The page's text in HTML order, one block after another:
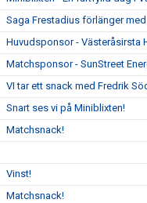
Saga Frestadius förlänger med
Huvudsponsor - Västeråsirsta
Matchsponsor - SunStreet
VI tar ett snack med Fredrik
Snart ses vi på Miniblixten!
Matchsnack!
Vinst!
Matchsnack!